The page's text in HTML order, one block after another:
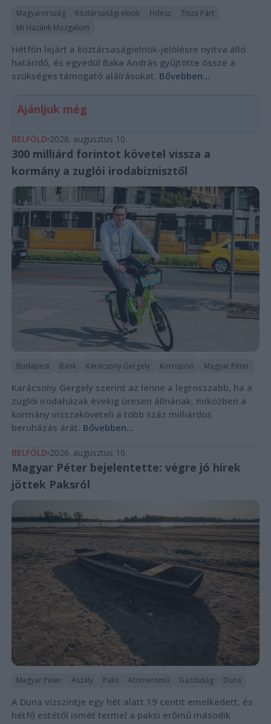
Magyarország Köztársasági elnök Fidesz
Tisza Párt
Mi Hazánk Mozgalom
Hétfőn lejárt a köztársaságielnök-jelölésre nyitva álló
határidő, és egyedül Baka András gyűjtötte össze a
szükséges támogató aláírásokat. Bővebben...
Ajánljuk még
BELFÖLD 2026. augusztus 10.
300 milliárd forintot követel vissza a
kormány a zuglói irodabiznisztől
Budapest Bank Karácsony Gergely Korrupció Magyar Péter
Karácsony Gergely szerint az lenne a legrosszabb, ha a
zuglói irodaházak évekig üresen állnának, miközben a
kormány visszaköveteli a több száz milliárdos
beruházás árát. Bővebben...
BELFÖLD 2026. augusztus 10.
Magyar Péter bejelentette: végre jó hírek
jöttek Paksról
Magyar Péter Aszály Paks Atomerőmű Gazdaság Duna
A Duna vízszintje egy hét alatt 19 centit emelkedett, és
hétfő estétől ismét termel a paksi erőmű második